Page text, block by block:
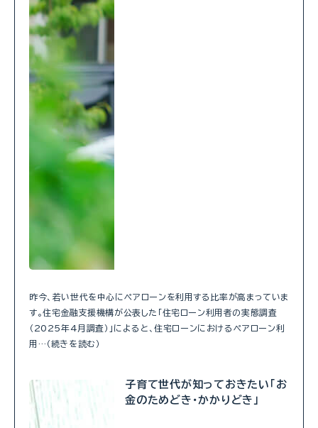
昨今、若い世代を中心にペアローンを利用する比率が高まっていま
す。住宅金融支援機構が公表した「住宅ローン利用者の実態調査
（2025年4月調査）」によると、住宅ローンにおけるペアローン利
用…（続きを読む）
子育て世代が知っておきたい「お
金のためどき・かかりどき」